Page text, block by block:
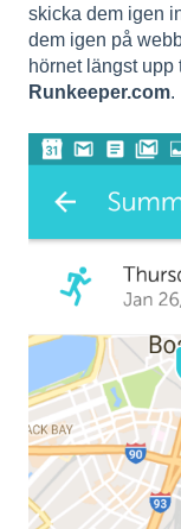
skicka dem igen
dem igen på
hörnet längst upp
Runkeeper.com.